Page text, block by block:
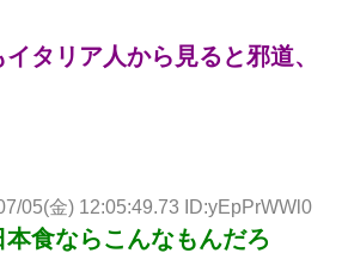
タリア人から見ると邪道、
05(金) 12:05:49.73 ID:yEpPrWWl0
食ならこんなもんだろ